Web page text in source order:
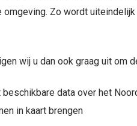
Zo wordt
wij u dan ook graag uit om
data over het
in kaart brengen